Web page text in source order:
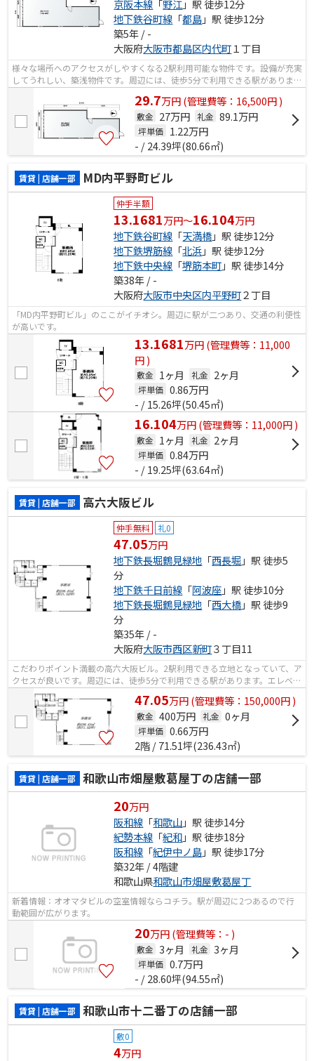
京阪本線 「野江」駅 徒歩12分
地下鉄谷町線 「都島」駅 徒歩12分
築5年 / -
大阪府大阪市都島区内代町１丁目
様々な場所へのアクセスがしやすくなる2駅利用可能な物件です。設備が充実
してうれしい、築浅物件です。周辺には、徒歩5分で利用できる駅がありま
す。
29.7万円(管理費等：16,500円 )
敷金 27万円 礼金 89.1万円
坪単価 1.22万円
- / 24.39坪(80.66㎡)
賃貸 | 店舗一部 MD内平野町ビル
仲手半額
13.1681万円～16.104万円
地下鉄谷町線 「天満橋」駅 徒歩12分
地下鉄堺筋線 「北浜」駅 徒歩12分
地下鉄中央線 「堺筋本町」駅 徒歩14分
築38年 / -
大阪府大阪市中央区内平野町２丁目
「MD内平野町ビル」のここがイチオシ。周辺に駅が二つあり、交通の利便性
が高いです。
13.1681万円(管理費等：11,000
円 )
敷金 1ヶ月 礼金 2ヶ月
坪単価 0.86万円
- / 15.26坪(50.45㎡)
16.104万円(管理費等：11,000円 )
敷金 1ヶ月 礼金 2ヶ月
坪単価 0.84万円
- / 19.25坪(63.64㎡)
賃貸 | 店舗一部 高六大阪ビル
仲手無料 礼0
47.05万円
地下鉄長堀鶴見緑地 「西長堀」駅 徒歩5
分
地下鉄千日前線 「阿波座」駅 徒歩10分
地下鉄長堀鶴見緑地 「西大橋」駅 徒歩9
分
築35年 / -
大阪府大阪市西区新町３丁目11
こだわりポイント満載の高六大阪ビル。2駅利用できる立地となっていて、ア
クセスが良いです。周辺には、徒歩5分で利用できる駅があります。エレベー
ターが2基付いています。
47.05万円(管理費等：150,000円 )
敷金 400万円 礼金 0ヶ月
坪単価 0.66万円
2階 / 71.51坪(236.43㎡)
賃貸 | 店舗一部 和歌山市畑屋敷葛屋丁の店舗一部
20万円
阪和線 「和歌山」駅 徒歩14分
紀勢本線 「紀和」駅 徒歩18分
阪和線 「紀伊中ノ島」駅 徒歩17分
築32年 / 4階建
和歌山県和歌山市畑屋敷葛屋丁
新着情報：オオマタビルの空室情報ならコチラ。駅が周辺に2つあるので行
動範囲が広がります。
20万円(管理費等：- )
敷金 3ヶ月 礼金 3ヶ月
坪単価 0.7万円
- / 28.60坪(94.55㎡)
賃貸 | 店舗一部 和歌山市十二番丁の店舗一部
敷0
4万円